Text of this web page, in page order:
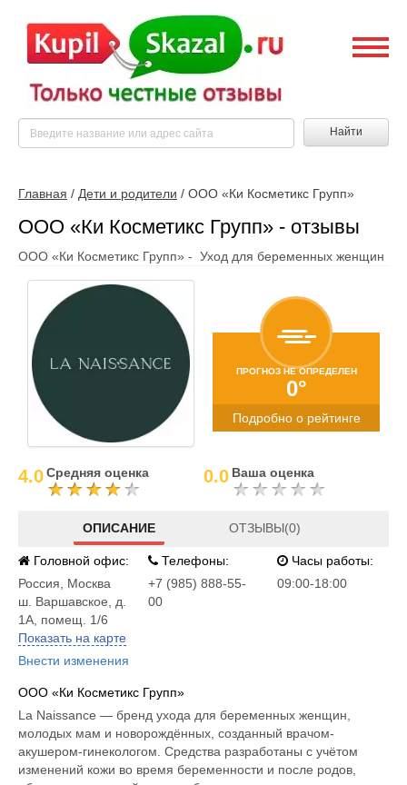
Найти
Главная / Дети и родители / ООО «Ки Косметикс Групп»
ООО «Ки Косметикс Групп» - отзывы
ООО «Ки Косметикс Групп» - Уход для беременных женщин
ПРОГНОЗ НЕ ОПРЕДЕЛЕН
0°
Подробно о рейтинге
4.0Средняя оценка 0.0 Ваша оценка
ОПИСАНИЕ ОТЗЫВЫ(0)
Головной офис:
Россия
Москва
ш. Варшавское, д.
1А, помещ. 1/6
Показать на карте
Внести изменения
Телефоны:
+7 (985) 888-55-
00
Часы работы:
09:00-18:00
ООО «Ки Косметикс Групп»
La Naissance — бренд ухода для беременных женщин,
молодых мам и новорождённых, созданный врачом-
акушером-гинекологом. Средства разработаны с учётом
изменений кожи во время беременности и после родов,